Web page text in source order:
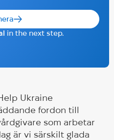
in the next step.
Ukraine
fordon till
som arbetar
är vi särskilt glada